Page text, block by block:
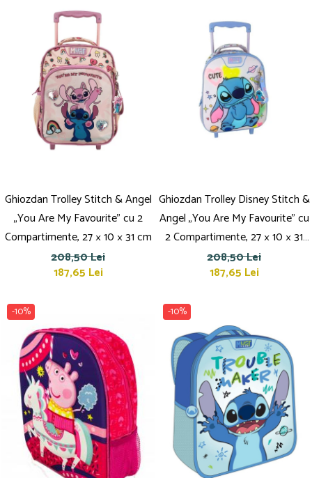
Accesorii de organizare
Caiete mecanice
Clipboard-uri
Dosare Carton
Dosare Plastic
Folii de protecție
Penare cu trei compartimente
Penare cu un compartiment
Penare echipate
Penare neechipate
Pictură și desen
Accesorii pentru pictură
Acuarele
Creioane grafit și cărbune
Culori acrilice
Culori în ulei
Pensule
Plastilină
Tempera și Guașe
Tăiere și lipire
Foarfeci
Ghiozdan Trolley Stitch & Angel
„You Are My Favourite” cu 2
Compartimente, 27 × 10 × 31 cm
208,50 Lei
187,65 Lei
Ghiozdan Trolley Disney Stitch &
Angel „You Are My Favourite” cu
2 Compartimente, 27 × 10 × 31
cm
208,50 Lei
187,65 Lei
-10% -10%